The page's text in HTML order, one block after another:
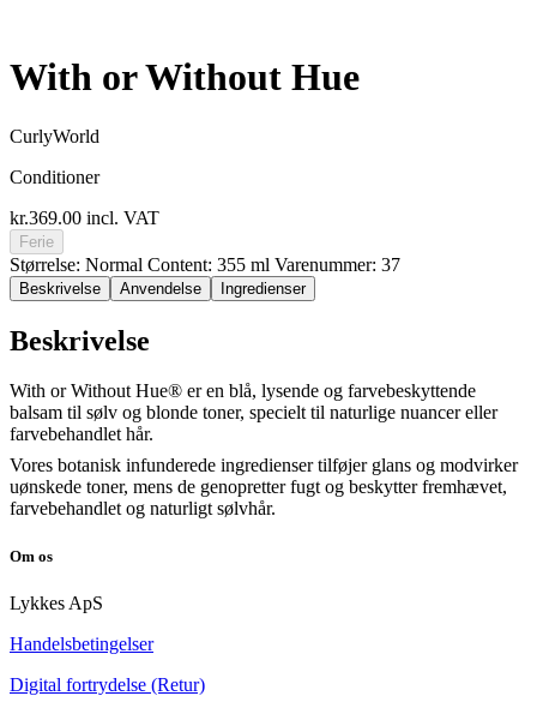
With or Without Hue
CurlyWorld
Conditioner
kr.369.00 incl. VAT
Ferie
Størrelse: Normal Content: 355 ml Varenummer: 37
Beskrivelse Anvendelse Ingredienser
Beskrivelse
With or Without Hue® er en blå, lysende og farvebeskyttende
balsam til sølv og blonde toner, specielt til naturlige nuancer eller
farvebehandlet hår.
Vores botanisk infunderede ingredienser tilføjer glans og modvirker
uønskede toner, mens de genopretter fugt og beskytter fremhævet,
farvebehandlet og naturligt sølvhår.
Om os
Lykkes ApS
Handelsbetingelser
Digital fortrydelse (Retur)